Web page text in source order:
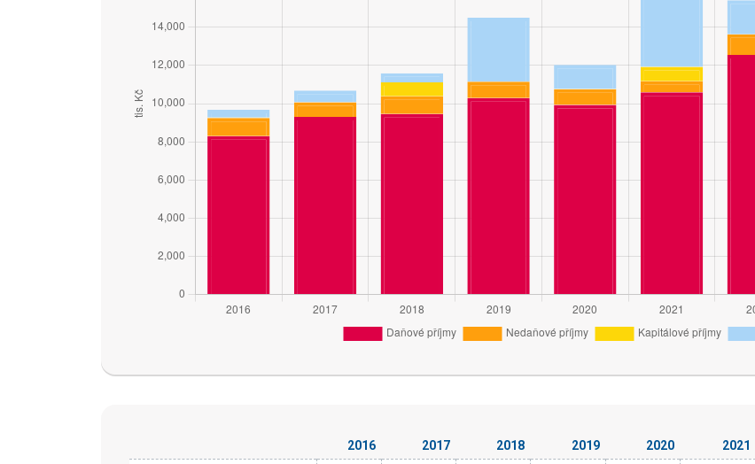
2016 2017 2018 2019 2020 2021